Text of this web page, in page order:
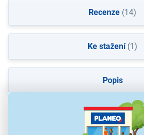
Popis
Recenze (14)
Ke stažení(1)